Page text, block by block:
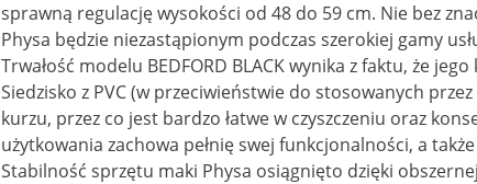
sprawną regulację wysokości od 48 do 59 cm. Nie bez
Physa będzie niezastąpionym podczas szerokiej gamy
Trwałość modelu BEDFORD BLACK wynika z faktu, że
Siedzisko z PVC (w przeciwieństwie do stosowanych
kurzu, przez co jest bardzo łatwe w czyszczeniu oraz
użytkowania zachowa pełnię swej funkcjonalności, a
Stabilność sprzętu maki Physa osiągnięto dzięki